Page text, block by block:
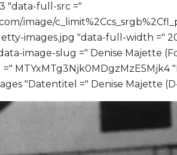
"data-full-src ="
.image/
images.jpg "data-full-width ="
image-slug =" Denise Majette
MTYxMTg3Njk0MDgzMzE5Mjk4
"Datentitel =" Denise Majette